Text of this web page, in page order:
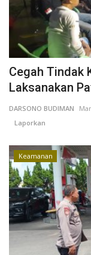
Ekonomi
Pendidikan
Informasi
Olahraga
Kesehatan
Layanan Publik
Perempuan/Anak
Cegah Tindak
Laksanakan
DARSONO BUDIMAN
Laporkan
Keamanan